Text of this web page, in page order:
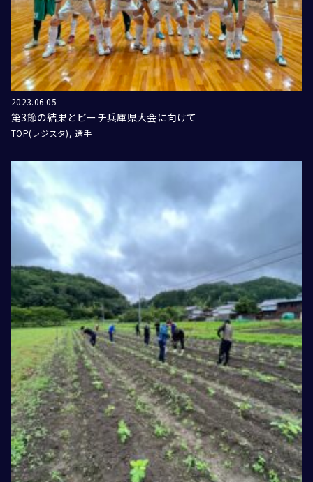
2023.06.05
第3節の結果とビーチ兵庫県大会に向けて
TOP(レジスタ) 選手